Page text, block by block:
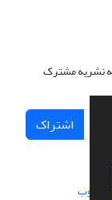
نشریه مشترک
اشتراک
سیناوب